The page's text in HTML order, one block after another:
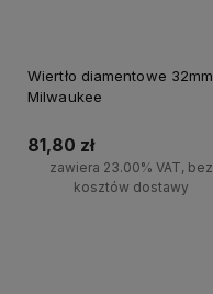
Wiertło diamentowe 32mm
Milwaukee
81,80 zł
zawiera 23.00% VAT, bez
kosztów dostawy